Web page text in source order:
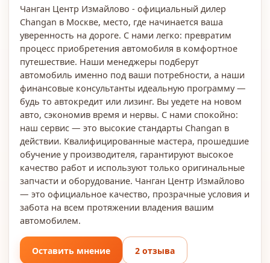
Чанган Центр Измайлово - официальный дилер
Changan в Москве, место, где начинается ваша
уверенность на дороге. С нами легко: превратим
процесс приобретения автомобиля в комфортное
путешествие. Наши менеджеры подберут
автомобиль именно под ваши потребности, а наши
финансовые консультанты идеальную программу —
будь то автокредит или лизинг. Вы уедете на новом
авто, сэкономив время и нервы. С нами спокойно:
наш сервис — это высокие стандарты Changan в
действии. Квалифицированные мастера, прошедшие
обучение у производителя, гарантируют высокое
качество работ и используют только оригинальные
запчасти и оборудование. Чанган Центр Измайлово
— это официальное качество, прозрачные условия и
забота на всем протяжении владения вашим
автомобилем.
Оставить мнение 2 отзыва